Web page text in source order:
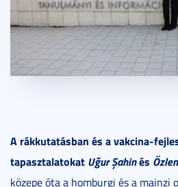
A rákkutatásban és a vakcina-
tapasztalatokat Uğur Şahinés
közepe óta a homburgi és a mainzi